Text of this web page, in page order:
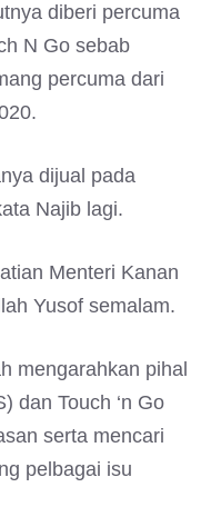
diberi percuma
N Go sebab
percuma dari
dijual pada
Najib lagi.
Menteri Kanan
Yusof semalam.
mengarahkan pihal
dan Touch ‘n Go
serta mencari
pelbagai isu